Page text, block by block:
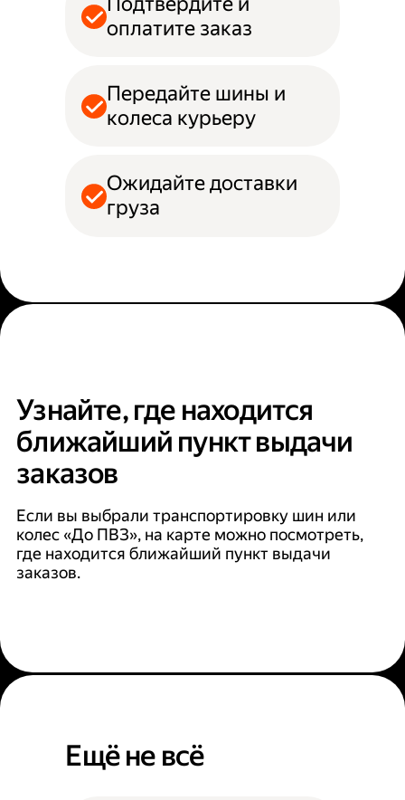
оплатите заказ
Передайте шины и
колеса курьеру
Ожидайте доставки
груза
Узнайте, где находится
ближайший пункт выдачи
заказов
Если вы выбрали транспортировку шин или
колес «До ПВЗ», на карте можно посмотреть,
где находится ближайший пункт выдачи
заказов.
Ещё не всё